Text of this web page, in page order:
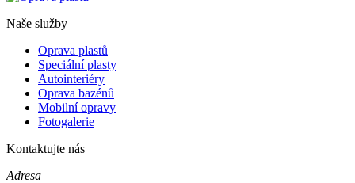
Naše služby
Oprava plastů
Speciální plasty
Autointeriéry
Oprava bazénů
Mobilní opravy
Fotogalerie
Kontaktujte nás
Adresa